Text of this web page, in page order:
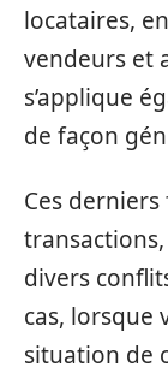
locataires,
vendeurs et
s’applique
de façon
Ces
divers
cas, lorsque
situation de